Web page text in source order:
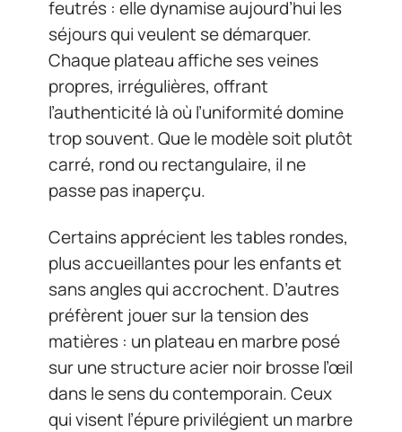
feutrés : elle dynamise aujourd’hui les
séjours qui veulent se démarquer.
Chaque plateau affiche ses veines
propres, irrégulières, offrant
l’authenticité là où l’uniformité domine
trop souvent. Que le modèle soit plutôt
carré, rond ou rectangulaire, il ne
passe pas inaperçu.
Certains apprécient les tables rondes,
plus accueillantes pour les enfants et
sans angles qui accrochent. D’autres
préfèrent jouer sur la tension des
matières : un plateau en marbre posé
sur une structure acier noir brosse l’œil
dans le sens du contemporain. Ceux
qui visent l’épure privilégient un marbre